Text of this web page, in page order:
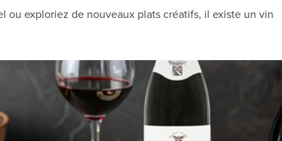
ou exploriez de nouveaux plats créatifs, il existe un vin